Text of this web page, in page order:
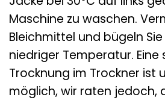
Maschine zu waschen.
Bleichmittel und bügeln
niedriger Temperatur.
Trocknung im Trockner ist
möglich, wir raten jedoch,